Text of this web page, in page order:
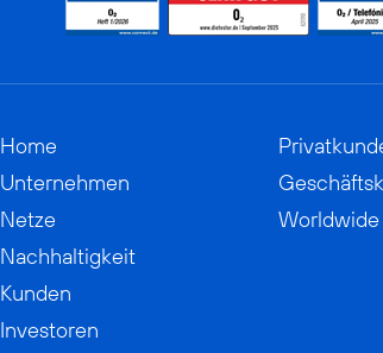
Home
Unternehmen
Netze
Nachhaltigkeit
Kunden
Investoren
Worldwide